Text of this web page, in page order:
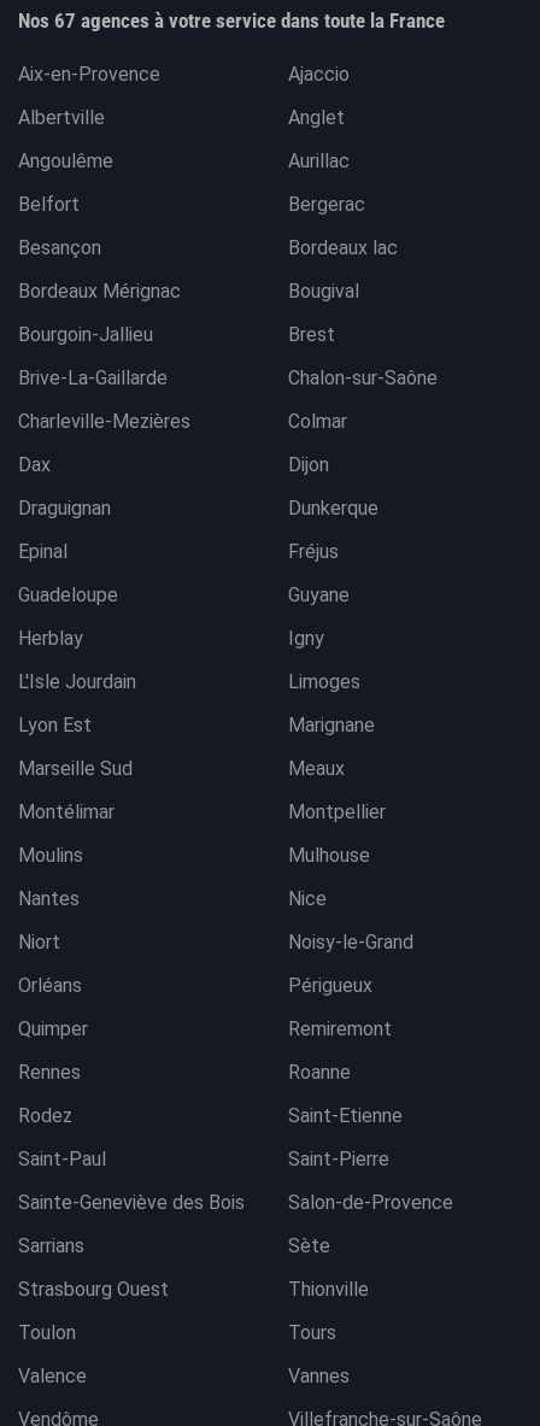
Nos 67 agences à votre service dans toute la France
Aix-en-Provence
Ajaccio
Albertville
Anglet
Angoulême
Aurillac
Belfort
Bergerac
Besançon
Bordeaux lac
Bordeaux Mérignac
Bougival
Bourgoin-Jallieu
Brest
Brive-La-Gaillarde
Chalon-sur-Saône
Charleville-Mezières
Colmar
Dax
Dijon
Draguignan
Dunkerque
Epinal
Fréjus
Guadeloupe
Guyane
Herblay
Igny
L'Isle Jourdain
Limoges
Lyon Est
Marignane
Marseille Sud
Meaux
Montélimar
Montpellier
Moulins
Mulhouse
Nantes
Nice
Niort
Noisy-le-Grand
Orléans
Périgueux
Quimper
Remiremont
Rennes
Roanne
Rodez
Saint-Etienne
Saint-Paul
Saint-Pierre
Sainte-Geneviève des Bois
Salon-de-Provence
Sarrians
Sète
Strasbourg Ouest
Thionville
Toulon
Tours
Valence
Vannes
Vendôme
Villefranche-sur-Saône